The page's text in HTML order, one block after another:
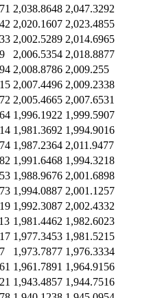
2,038.8648 2,047.3292
2,020.1607 2,023.4855
2,002.5289 2,014.6965
2,006.5354 2,018.8877
2,008.8786 2,009.255
2,007.4496 2,009.2338
2,005.4665 2,007.6531
1,996.1922 1,999.5907
1,981.3692 1,994.9016
1,987.2364 2,011.9477
1,991.6468 1,994.3218
1,988.9676 2,001.6898
1,994.0887 2,001.1257
1,992.3087 2,002.4332
1,981.4462 1,982.6023
1,977.3453 1,981.5215
1,973.7877 1,976.3334
1,961.7891 1,964.9156
1,943.4857 1,944.7516